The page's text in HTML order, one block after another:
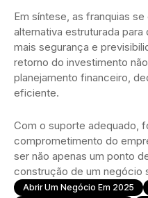
Em síntese, as franquias
alternativa estruturada
mais segurança e
retorno do investimento
planejamento financeiro,
eficiente.
Com o suporte adequado,
comprometimento do
ser não apenas um ponto
construção de um negócio
Abrir Um Negócio Em 2025